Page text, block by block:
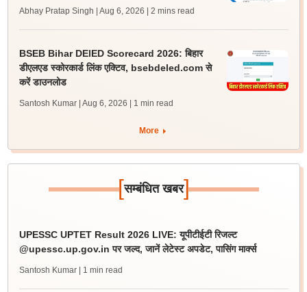
Abhay Pratap Singh | Aug 6, 2026 | 2 mins read
BSEB Bihar DElED Scorecard 2026: बिहार
डीएलएड स्कोरकार्ड लिंक एक्टिव, bsebdeled.com से
करें डाउनलोड
Santosh Kumar | Aug 6, 2026 | 1 min read
More
[सम्बंधित खबर]
UPESSC UPTET Result 2026 LIVE: यूपीटीईटी रिजल्ट
@upessc.up.gov.in पर जल्द, जानें लेटेस्ट अपडेट, पासिंग मार्क्स
Santosh Kumar | 1 min read